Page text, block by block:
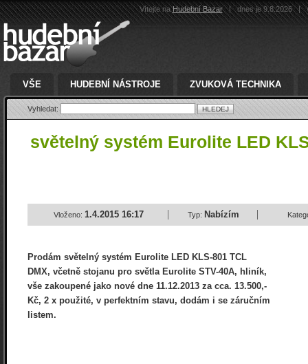
Vítejte naHudební Bazar | dnes je 9.8.2026 |
VŠE HUDEBNÍ NÁSTROJE ZVUKOVÁ TECHNIKA
Vyhledat:
světelný systém Eurolite LED
Vloženo: 1.4.2015 16:17 Typ: Nabízím
Prodám světelný systém Eurolite LED KLS-801 TCL
DMX, včetně stojanu pro světla Eurolite STV-40A, hliník,
vše zakoupené jako nové dne 11.12.2013 za cca. 13.500,-
Kč, 2 x použité, v perfektním stavu, dodám i se záručním
listem.